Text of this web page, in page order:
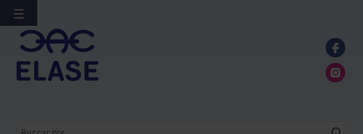
Ir
para
conteúdo
☰